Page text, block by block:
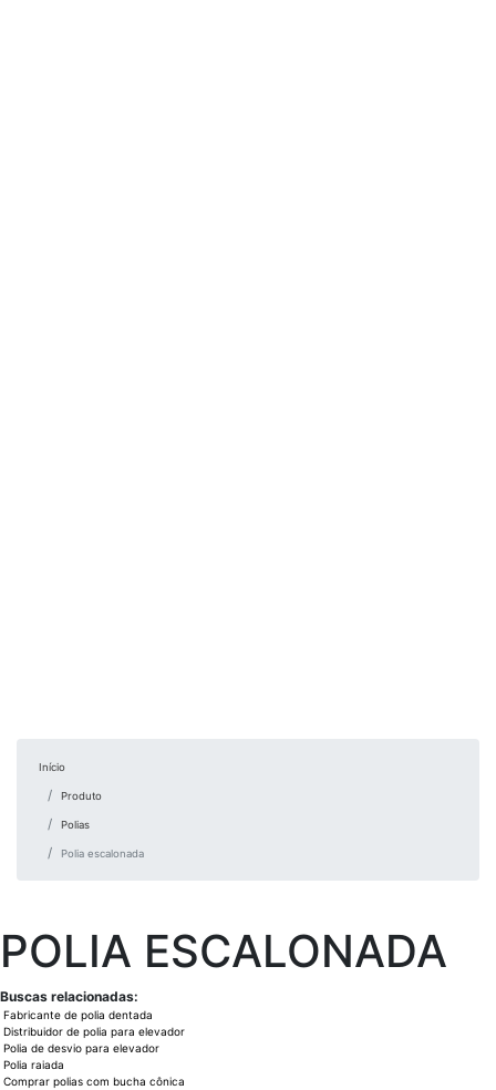
Início
Produto
Polias
Polia escalonada
POLIA ESCALONADA
Buscas relacionadas:
Fabricante de polia dentada
Distribuidor de polia para elevador
Polia de desvio para elevador
Polia raiada
Comprar polias com bucha cônica